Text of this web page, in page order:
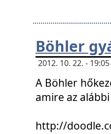
Böhler
2012. 10. 22. -
A Böhler
amire az
http://